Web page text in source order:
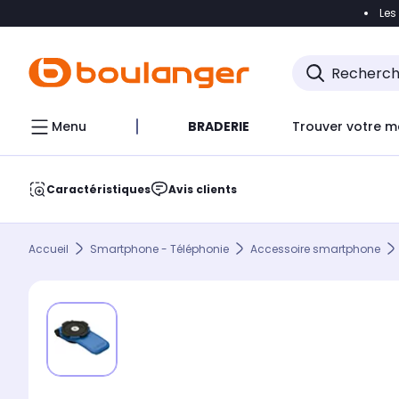
Accéder
Menu BRADERIE Trouver votre
Caractéristiques Avis clients
Accueil Smartphone - Téléphonie Accessoire smartphone